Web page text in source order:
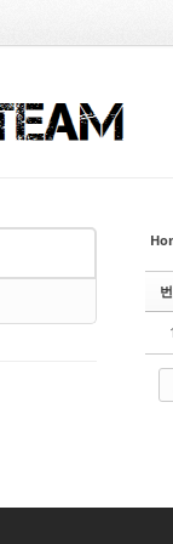
1